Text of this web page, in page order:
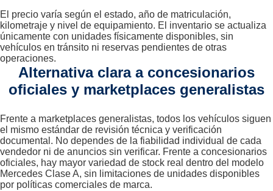
El precio varía según el estado, año de matriculación,
kilometraje y nivel de equipamiento. El inventario se actualiza
únicamente con unidades físicamente disponibles, sin
vehículos en tránsito ni reservas pendientes de otras
operaciones.
Alternativa clara a concesionarios
oficiales y marketplaces generalistas
Frente a marketplaces generalistas, todos los vehículos siguen
el mismo estándar de revisión técnica y verificación
documental. No dependes de la fiabilidad individual de cada
vendedor ni de anuncios sin verificar. Frente a concesionarios
oficiales, hay mayor variedad de stock real dentro del modelo
Mercedes Clase A, sin limitaciones de unidades disponibles
por políticas comerciales de marca.